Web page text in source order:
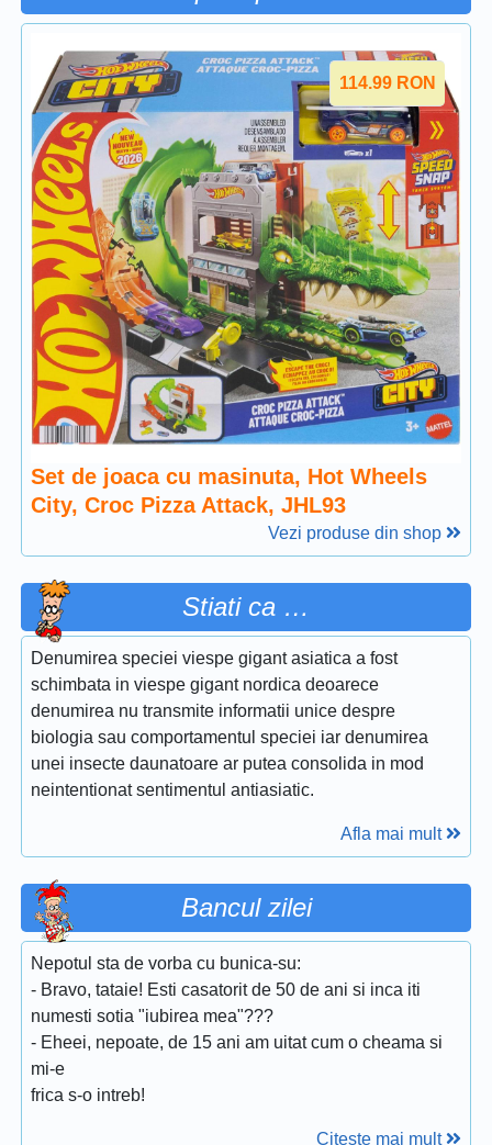
114.99 RON
Set de joaca cu masinuta, Hot Wheels
City, Croc Pizza Attack, JHL93
Vezi produse din shop
Stiati ca …
Denumirea speciei viespe gigant asiatica a fost
schimbata in viespe gigant nordica deoarece
denumirea nu transmite informatii unice despre
biologia sau comportamentul speciei iar denumirea
unei insecte daunatoare ar putea consolida in mod
neintentionat sentimentul antiasiatic.
Afla mai mult
Bancul zilei
Nepotul sta de vorba cu bunica-su:
- Bravo, tataie! Esti casatorit de 50 de ani si inca iti
numesti sotia "iubirea mea"???
- Eheei, nepoate, de 15 ani am uitat cum o cheama si
mi-e
frica s-o intreb!
Citeste mai mult